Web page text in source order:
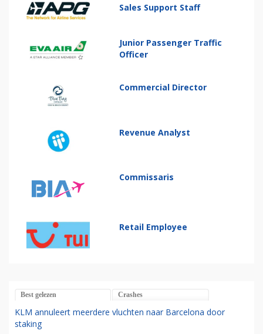
Sales Support Staff
Junior Passenger Traffic
Officer
Commercial Director
Revenue Analyst
Commissaris
Retail Employee
Best gelezen Crashes
KLM annuleert meerdere vluchten naar Barcelona door
staking